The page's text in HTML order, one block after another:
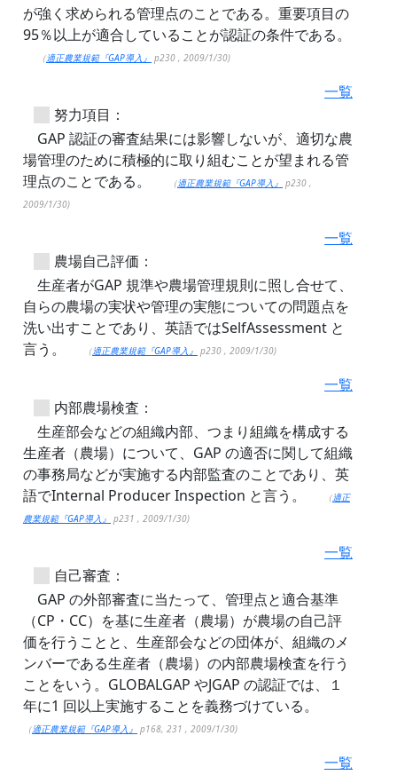
が強く求められる管理点のことである。重要項目の
95％以上が適合していることが認証の条件である。
（適正農業規範『GAP導入』 p230 , 2009/1/30)
一覧
努力項目：
GAP 認証の審査結果には影響しないが、適切な農
場管理のために積極的に取り組むことが望まれる管
理点のことである。
（適正農業規範『GAP導入』 p230 ,
2009/1/30)
一覧
農場自己評価：
生産者がGAP 規準や農場管理規則に照し合せて、
自らの農場の実状や管理の実態についての問題点を
洗い出すことであり、英語ではSelfAssessment と
言う。
（適正農業規範『GAP導入』 p230 , 2009/1/30)
一覧
内部農場検査：
生産部会などの組織内部、つまり組織を構成する
生産者（農場）について、GAP の適否に関して組織
の事務局などが実施する内部監査のことであり、英
語でInternal Producer Inspection と言う。
（適正
農業規範『GAP導入』 p231 , 2009/1/30)
一覧
自己審査：
GAP の外部審査に当たって、管理点と適合基準
（CP・CC）を基に生産者（農場）が農場の自己評
価を行うことと、生産部会などの団体が、組織のメ
ンバーである生産者（農場）の内部農場検査を行う
ことをいう。GLOBALGAP やJGAP の認証では、１
年に1 回以上実施することを義務づけている。
（適正農業規範『GAP導入』 p168, 231 , 2009/1/30)
一覧